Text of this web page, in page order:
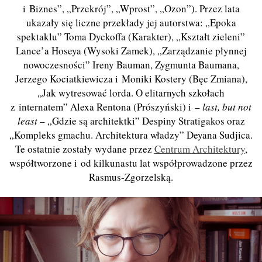
i Biznes”, „Przekrój”, „Wprost”, „Ozon”). Przez lata
ukazały się liczne przekłady jej autorstwa: „Epoka
spektaklu” Toma Dyckoffa (Karakter), „Kształtzieleni”
Lance’a Hoseya (Wysoki Zamek), „Zarządzanie płynnej
nowoczesności” Ireny Bauman, Zygmunta Baumana,
Jerzego Kociatkiewicza i Moniki Kostery (Bęc Zmiana),
„Jak wytresować lorda. O elitarnych szkołach
z internatem” Alexa Rentona (Prószyński) i –last, but not
least– „Gdzie są architektki” Despiny Stratigakos oraz
„Kompleks gmachu. Architektura władzy” Deyana Sudjica.
Te ostatnie zostały wydane przez Centrum Architektury,
współtworzone i od kilkunastu lat współprowadzone przez
Rasmus-Zgorzelską.